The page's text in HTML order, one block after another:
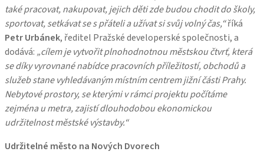
také pracovat, nakupovat, jejich děti zde budou chodit do školy,
sportovat, setkávat se s přáteli a užívat si svůj volný čas,“říká
Petr Urbánek, ředitel Pražské developerské společnosti, a
dodává: „cílem je vytvořit plnohodnotnou městskou čtvrť, která
se díky vyrovnané nabídce pracovních příležitostí, obchodů a
služeb stane vyhledávaným místním centrem jižní části Prahy.
Nebytové prostory, se kterými v rámci projektu počítáme
zejména u metra, zajistí dlouhodobou ekonomickou
udržitelnost městské výstavby.“
Udržitelné město na Nových Dvorech